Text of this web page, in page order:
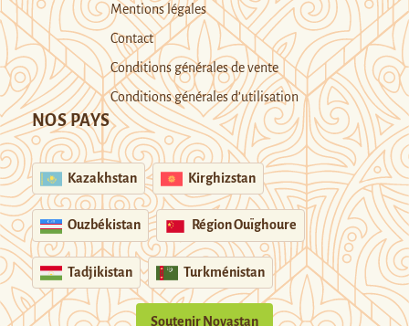
Mentions légales
Contact
Conditions générales de vente
Conditions générales d’utilisation
NOS PAYS
Kazakhstan Kirghizstan
Ouzbékistan Région Ouïghoure
Tadjikistan Turkménistan
Soutenir Novastan